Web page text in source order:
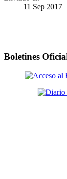
11 Sep 2017
Boletines